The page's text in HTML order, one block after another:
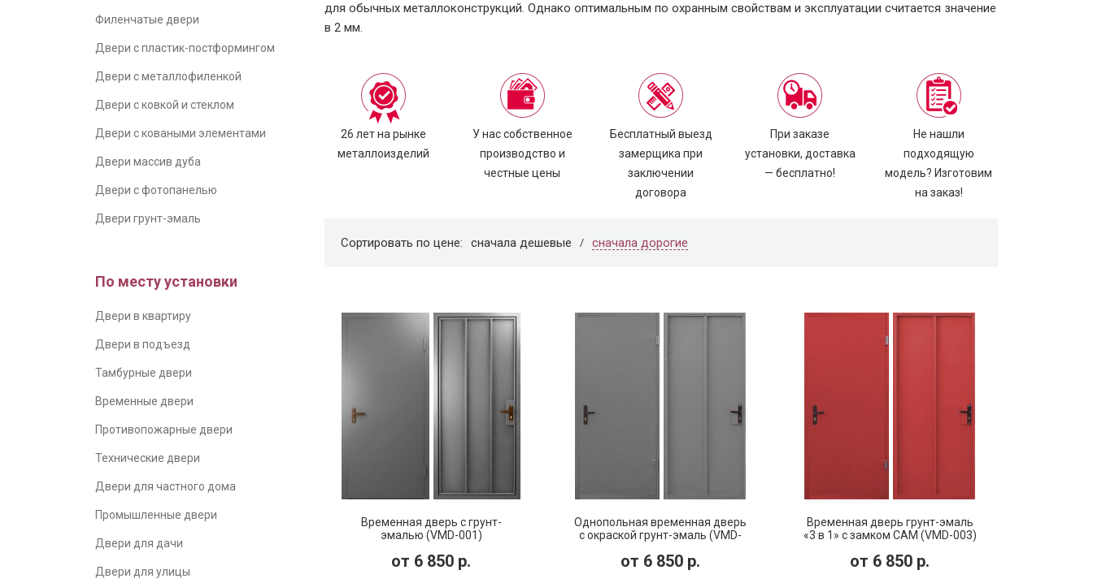
Филенчатые двери
Двери с пластик-постформингом
Двери с металлофиленкой
Двери с ковкой и стеклом
Двери с коваными элементами
Двери массив дуба
Двери с фотопанелью
Двери грунт-эмаль
По месту установки
Двери в квартиру
Двери в подъезд
Тамбурные двери
Временные двери
Противопожарные двери
Технические двери
Двери для частного дома
Промышленные двери
Двери для дачи
Двери для улицы
для обычных металлоконструкций. Однако оптимальным по охранным свойствам и эксплуатации считается значение
в 2 мм.
26 лет на рынке
металлоизделий
У нас собственное
производство и
честные цены
Бесплатный выезд
замерщика при
заключении
договора
При заказе
установки, доставка
— бесплатно!
Не нашли
подходящую
модель? Изготовим
на заказ!
Сортировать по цене: сначала дешевые / сначала дорогие
Временная дверь с грунт-
эмалью (VMD-001)
от 6 850 р.
Однопольная временная дверь
с окраской грунт-эмаль (VMD-
от 6 850 р.
Временная дверь грунт-эмаль
«3 в 1» с замком САМ (VMD-003)
от 6 850 р.